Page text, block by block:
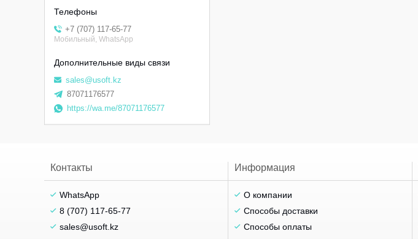
+7 (707) 117-65-77
Мобильный, WhatsApp
sales@usoft.kz
87071176577
https://wa.me/87071176577
Контакты
WhatsApp
8 (707) 117-65-77
sales@usoft.kz
Информация
О компании
Способы доставки
Способы оплаты